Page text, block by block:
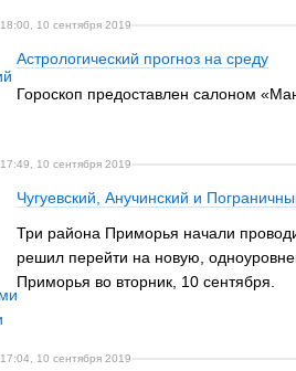
18:00, 10 сентября 2019
Астрологический прогноз на среду
Гороскоп предоставлен салоном
17:49, 10 сентября 2019
Чугуевский, Анучинский и
Три района Приморья начали
решил перейти на новую,
Приморья во вторник, 10 сентября.
17:04, 10 сентября 2019